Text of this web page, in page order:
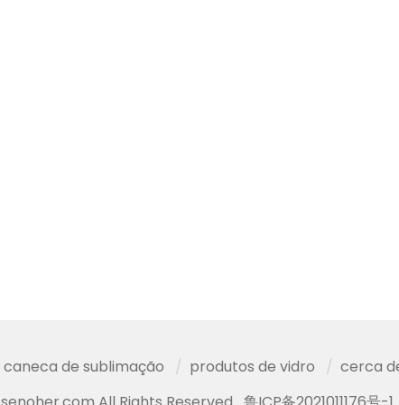
caneca de sublimação produtos de vidro cerca